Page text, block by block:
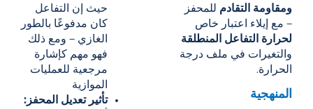
ومقاومة التقادم للمحفز
– مع إيلاء اعتبار خاص
لحرارة التفاعل المنطلقة
والتغيرات في ملف درجة
الحرارة.
المنهجية
حيث إن التفاعل
كان مدفوعًا بالطور
الغازي – ومع ذلك
فهو مهم كإشارة
مرجعية للعمليات
الموازية
تأثير تعديل المحفز: